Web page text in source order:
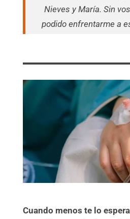
Nieves y María. Sin
podido enfrentarme a
Cuando menos te lo